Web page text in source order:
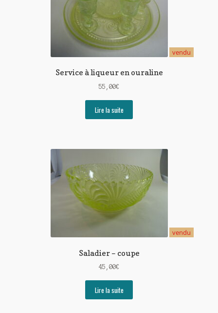
vendu
Service à liqueur en ouraline
55,00€
Lire la suite
vendu
Saladier – coupe
45,00€
Lire la suite